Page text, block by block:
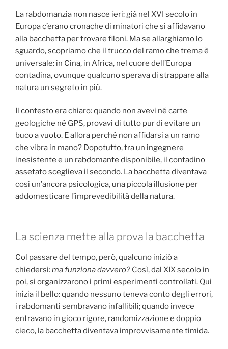
La rabdomanzia non nasce ieri: già nel XVI secolo in
Europa c’erano cronache di minatori che si affidavano
alla bacchetta per trovare filoni. Ma se allarghiamo lo
sguardo, scopriamo che il trucco del ramo che trema è
universale: in Cina, in Africa, nel cuore dell’Europa
contadina, ovunque qualcuno sperava di strappare alla
natura un segreto in più.
Il contesto era chiaro: quando non avevi né carte
geologiche né GPS, provavi di tutto pur di evitare un
buco a vuoto. E allora perché non affidarsi a un ramo
che vibra in mano? Dopotutto, tra un ingegnere
inesistente e un rabdomante disponibile, il contadino
assetato sceglieva il secondo. La bacchetta diventava
così un’ancora psicologica, una piccola illusione per
addomesticare l’imprevedibilità della natura.
La scienza mette alla prova la bacchetta
Col passare del tempo, però, qualcuno iniziò a
chiedersi:ma funziona davvero? Così, dal XIX secolo in
poi, si organizzarono i primi esperimenti controllati. Qui
inizia il bello: quando nessuno teneva conto degli errori,
i rabdomanti sembravano infallibili; quando invece
entravano in gioco rigore, randomizzazione e doppio
cieco, la bacchetta diventava improvvisamente timida.